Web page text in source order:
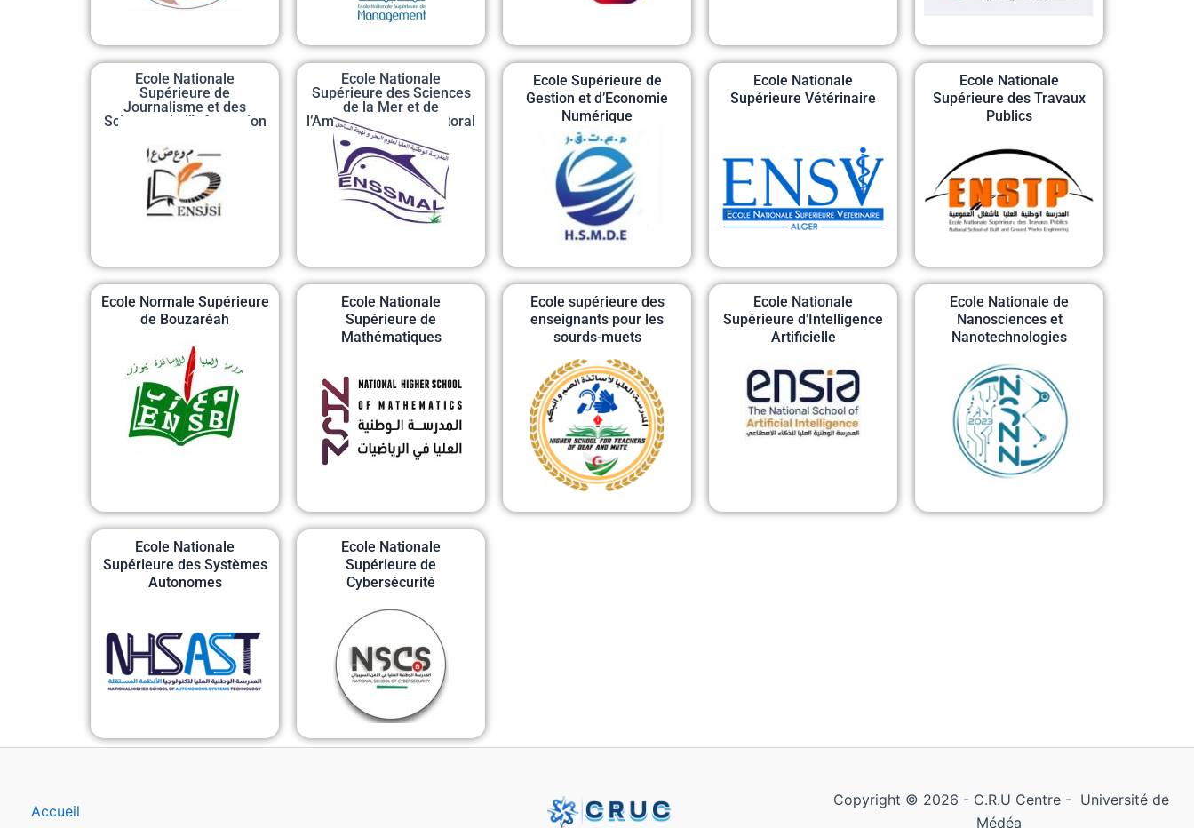
Ecole Nationale
Supérieure de
Journalisme et des
Sciences de l’Information
Ecole Nationale
Supérieure des Sciences
de la Mer et de
l’Aménagement du Littoral
Ecole Supérieure de
Gestion et d’Economie
Numérique
Ecole Nationale
Supérieure Vétérinaire
Ecole Nationale
Supérieure des Travaux
Publics
Ecole Normale Supérieure
de Bouzaréah
Ecole Nationale
Supérieure de
Mathématiques
Ecole supérieure des
enseignants pour les
sourds-muets
Ecole Nationale
Supérieure d’Intelligence
Artificielle
Ecole Nationale de
Nanosciences et
Nanotechnologies
Ecole Nationale
Supérieure des Systèmes
Autonomes
Ecole Nationale
Supérieure de
Cybersécurité
Accueil
Copyright © 2026 - C.R.U Centre - Université de
Médéa